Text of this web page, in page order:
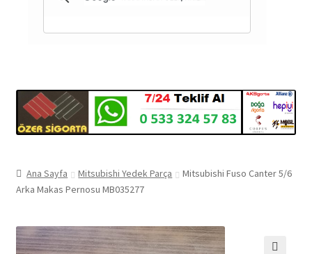
Ana Sayfa Mitsubishi Yedek Parça
Mitsubishi Fuso Canter 5/6
Arka Makas Pernosu MB035277